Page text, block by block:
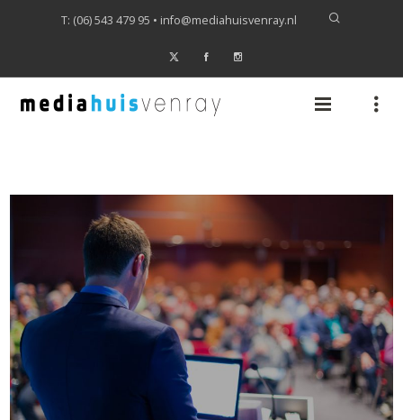
T: (06) 543 479 95 • info@mediahuisvenray.nl